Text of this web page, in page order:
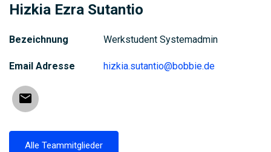
Hizkia Ezra Sutantio
Bezeichnung Werkstudent Systemadmin
Email Adresse hizkia.sutantio@bobbie.de
Email
Alle Teammitglieder